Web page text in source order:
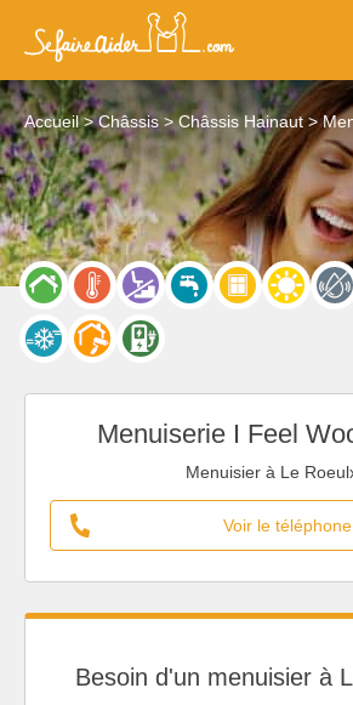
Accueil Châssis Châssis Hainaut
Menuiserie I Feel
Menuisier à Le
Voir le téléphone
Besoin d'un menuisier à